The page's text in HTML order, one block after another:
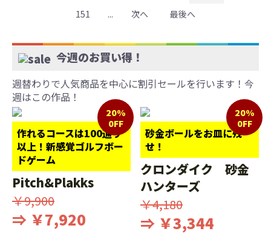
151
... 次へ 最後へ
今週のお買い得！
週替わりで人気商品を中心に割引セールを行います！今
週はこの作品！
作れるコースは100通り
以上！新感覚ゴルフボー
ドゲーム
20%
0FF
Pitch&Plakks
￥9,900
⇒ ￥7,920
砂金ボールをお皿に残
せ！
20%
0FF
クロンダイク 砂金
ハンターズ
￥4,180
⇒ ￥3,344